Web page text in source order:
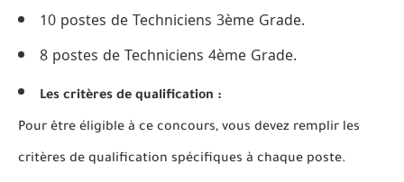
10 postes de Techniciens 3ème Grade.
8 postes de Techniciens 4ème Grade.
Les critères de qualification :
Pour être éligible à ce concours, vous devez remplir les
critères de qualification spécifiques à chaque poste.